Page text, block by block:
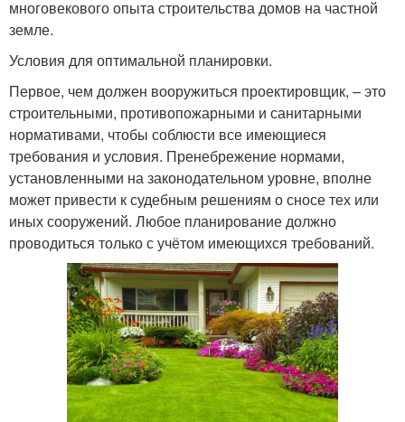
многовекового опыта строительства домов на частной
земле.
Условия для оптимальной планировки.
Первое, чем должен вооружиться проектировщик, – это
строительными, противопожарными и санитарными
нормативами, чтобы соблюсти все имеющиеся
требования и условия. Пренебрежение нормами,
установленными на законодательном уровне, вполне
может привести к судебным решениям о сносе тех или
иных сооружений. Любое планирование должно
проводиться только с учётом имеющихся требований.